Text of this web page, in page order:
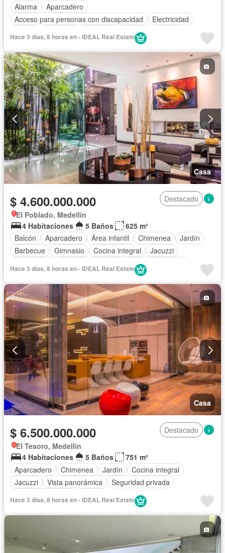
Alarma
Aparcadero
Acceso para personas con discapacidad
Electricidad
Internet
Cuarto de servicio
Piscina
Agua
Hace 3 días, 8 horas en - IDEAL Real Estate
Casa
$ 4.600.000.000
Destacado
El Poblado, Medellín
4 Habitaciones
5 Baños
625 m²
Balcón
Aparcadero Área infantil Chimenea
Jardín
Barbecue
Gimnasio Cocina integral
Jacuzzi
Cuarto de servicio
Hace 3 días, 8 horas en - IDEAL Real Estate
Casa
$ 6.500.000.000
Destacado
El Tesoro, Medellín
4 Habitaciones
5 Baños
751 m²
Aparcadero
Chimenea Jardín
Cocina integral
Jacuzzi
Vista panorámica
Seguridad privada
Hace 3 días, 8 horas en - IDEAL Real Estate